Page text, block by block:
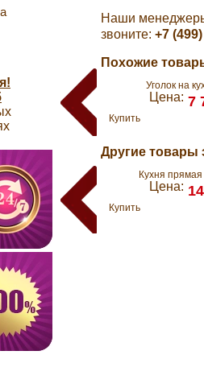
Наши
звоните: +7
Похожие
Уголок на
Цена: 7
Купить
Другие товары
Кухня
Цена:
Купить